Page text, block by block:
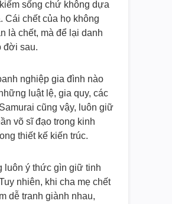
sống chứ không dựa
Cái chết của họ không
là chết, mà để lại danh
đời sau.
nghiệp gia đình nào
luật lệ, gia quy, các
cũng vậy, luôn giữ
võ sĩ đạo trong kinh
thiết kế kiến trúc.
luôn ý thức gìn giữ tinh
nhiên, khi cha mẹ chết
dễ tranh giành nhau,